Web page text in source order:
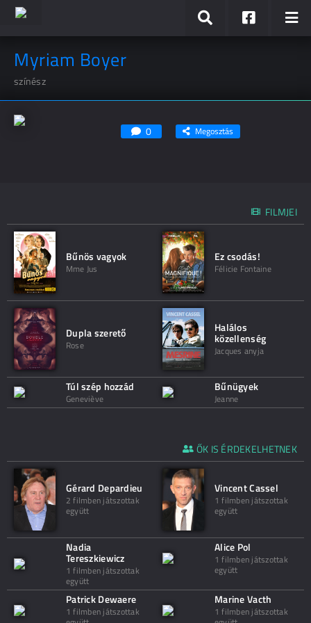
Myriam Boyer
színész
0 Megosztás
FILMJEI
Bűnös vagyok
Mme Jus
Ez csodás!
Félicie Fontaine
Dupla szerető
Rose
Halálos
közellenség
Jacques anyja
Túl szép hozzád
Geneviève
Bűnügyek
Jeanne
ŐK IS ÉRDEKELHETNEK
Gérard Depardieu
2 filmben játszottak
együtt
Vincent Cassel
1 filmben játszottak
együtt
Nadia
Tereszkiewicz
1 filmben játszottak
együtt
Alice Pol
1 filmben játszottak
együtt
Patrick Dewaere
1 filmben játszottak
Marine Vacth
1 filmben játszottak